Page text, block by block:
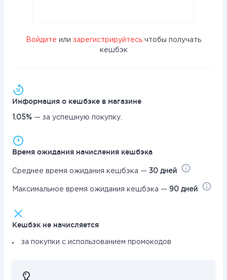
Войдите или зарегистрируйтесь чтобы получать
кешбэк
Информация о кешбэке в магазине
1.05% — за успешную покупку.
Время ожидания начисления кешбэка
Среднее время ожидания кешбэка — 30 дней
Максимальное время ожидания кешбэка — 90 дней
Кешбэк не начисляется
за покупки с использованием промокодов